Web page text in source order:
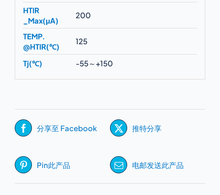
HTIR
_Max(μA)
200
TEMP.
@HTIR(℃)
125
Tj(℃) -55～+150
分享至 Facebook 推特分享
Pin此产品 电邮发送此产品